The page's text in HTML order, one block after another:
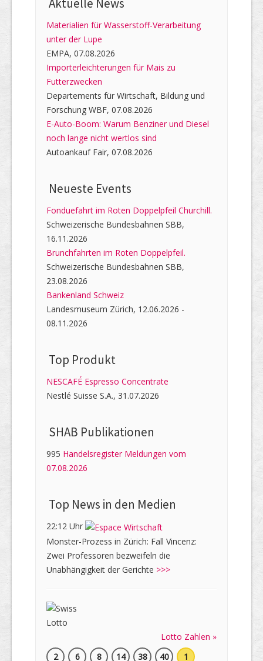
Aktuelle News
Materialien für Wasserstoff-Verarbeitung
unter der Lupe
EMPA, 07.08.2026
Importerleichterungen für Mais zu
Futterzwecken
Departements für Wirtschaft, Bildung und
Forschung WBF, 07.08.2026
E-Auto-Boom: Warum Benziner und Diesel
noch lange nicht wertlos sind
Autoankauf Fair, 07.08.2026
Neueste Events
Fonduefahrt im Roten Doppelpfeil Churchill.
Schweizerische Bundesbahnen SBB,
16.11.2026
Brunchfahrten im Roten Doppelpfeil.
Schweizerische Bundesbahnen SBB,
23.08.2026
Bankenland Schweiz
Landesmuseum Zürich, 12.06.2026 -
08.11.2026
Top Produkt
NESCAFÉ Espresso Concentrate
Nestlé Suisse S.A., 31.07.2026
SHAB Publi­kati­onen
995 Handelsregister Meldungen vom
07.08.2026
Top News in den Medien
22:12 Uhr
Monster-Prozess in Zürich: Fall Vincenz:
Zwei Professoren bezweifeln die
Unabhängigkeit der Gerichte >>>
Lotto Zahlen »
2
6 8 14 38 40 1